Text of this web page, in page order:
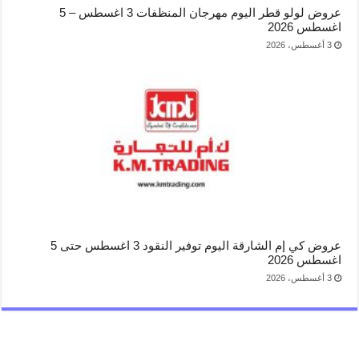
عروض لولو قطر اليوم مهرجان المنظفات 3 اغسطس – 5
اغسطس 2026
3 أغسطس، 2026
عروض كي إم الشارقة اليوم توفير النقود 3 اغسطس حتى 5
اغسطس 2026
3 أغسطس، 2026